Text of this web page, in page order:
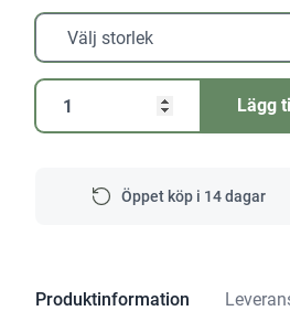
T-
shirt
Lägg
Öppet köp i 14 dagar
Produktinformation